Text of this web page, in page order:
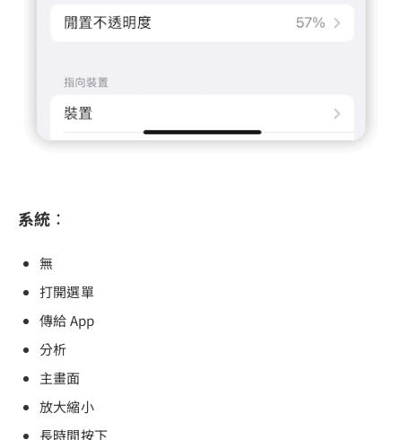
系統 ：
無
打開選單
傳給 App
分析
主畫面
放大縮小
長時間按下